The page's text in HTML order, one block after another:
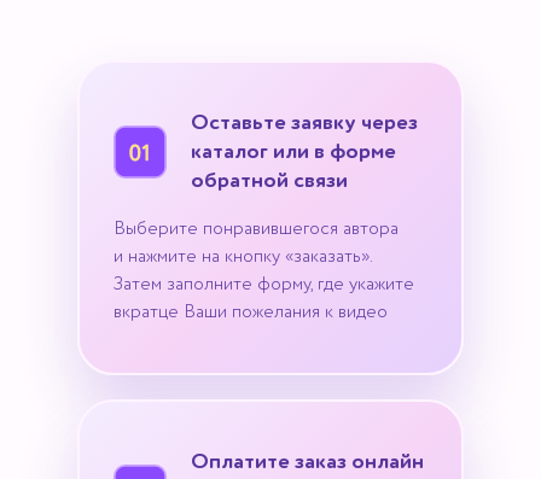
Выберите понравившегося автора
и нажмите на кнопку «заказать».
Затем заполните форму, где укажите
вкратце Ваши пожелания к видео
Оставьте заявку через
каталог или в форме
обратной связи
Оплатите заказ онлайн